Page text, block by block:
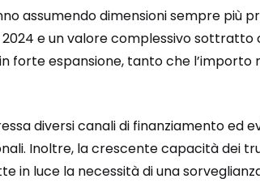
assumendo dimensioni sempre più
e un valore complessivo sottratto
forte espansione, tanto che l’importo
diversi canali di finanziamento ed
Inoltre, la crescente capacità dei
in luce la necessità di una